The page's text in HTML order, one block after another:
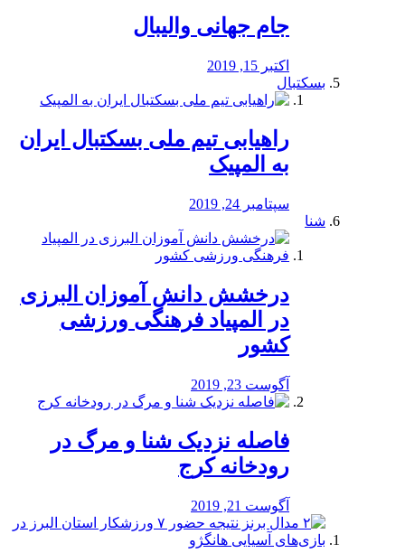
جام جهانی والیبال
اکتبر 15, 2019
بسکتبال
راهیابی تیم ملی بسکتبال ایران
به المپیک
سپتامبر 24, 2019
شنا
درخشش دانش آموزان البرزی
در المپیاد فرهنگی ورزشی
کشور
آگوست 23, 2019
️فاصله نزدیک شنا و مرگ در
رودخانه کرج
آگوست 21, 2019